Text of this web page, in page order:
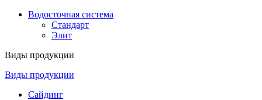
Водосточная система
Стандарт
Элит
Виды продукции
Виды продукции
Сайдинг